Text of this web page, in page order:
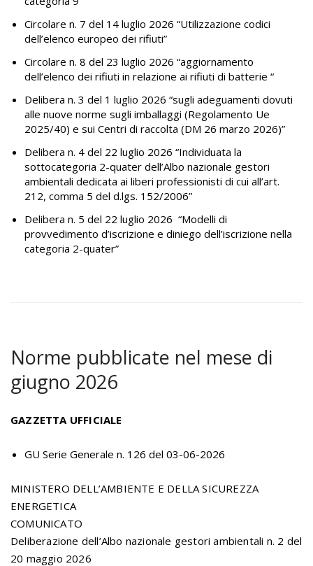
Circolare n. 7 del 14 luglio 2026 “Utilizzazione codici
dell’elenco europeo dei rifiuti”
Circolare n. 8 del 23 luglio 2026 “aggiornamento
dell’elenco dei rifiuti in relazione ai rifiuti di batterie “
Delibera n. 3 del 1 luglio 2026 “sugli adeguamenti dovuti
alle nuove norme sugli imballaggi (Regolamento Ue
2025/40) e sui Centri di raccolta (DM 26 marzo 2026)”
Delibera n. 4 del 22 luglio 2026 “Individuata la
sottocategoria 2-quater dell’Albo nazionale gestori
ambientali dedicata ai liberi professionisti di cui all’art.
212, comma 5 del d.lgs. 152/2006”
Delibera n. 5 del 22 luglio 2026 “Modelli di
provvedimento d’iscrizione e diniego dell’iscrizione nella
categoria 2-quater”
Norme pubblicate nel mese di
giugno 2026
GAZZETTA UFFICIALE
GU Serie Generale n. 126 del 03-06-2026
MINISTERO DELL’AMBIENTE E DELLA SICUREZZA
ENERGETICA
COMUNICATO
Deliberazione dell’Albo nazionale gestori ambientali n. 2 del
20 maggio 2026